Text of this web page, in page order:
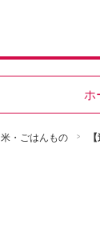
ホ
米・ごはんもの